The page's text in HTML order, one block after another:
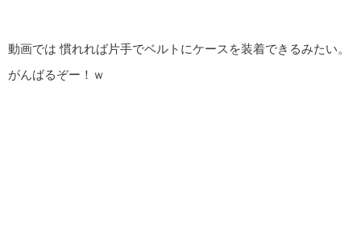
動画では 慣れれば片手でベルトにケースを装着できるみたい。
がんばるぞー！ｗ